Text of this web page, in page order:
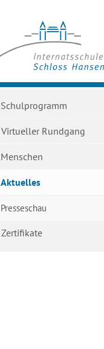
Schulprogramm
Virtueller Rundgang
Menschen
Aktuelles
Presseschau
Zertifikate